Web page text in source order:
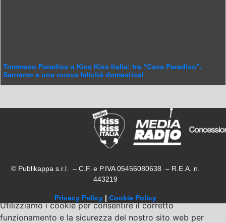
Tommaso Paradiso a Kiss Kiss Italia: tra “Casa Paradiso”,
Sanremo e una nuova felicità domestica!
© Publikappa s.r.l. – C.F. e P.IVA 05456080638 – R.E.A. n.
443219
Privacy Policy | Cookie Policy
Utilizziamo i cookie per consentire il corretto
funzionamento e la sicurezza del nostro sito web per